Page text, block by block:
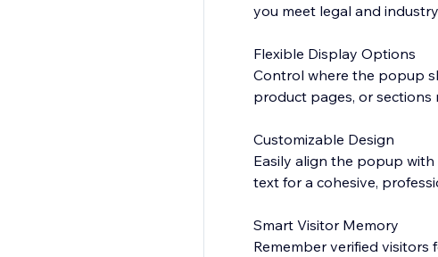
you meet legal and
Flexible Display Options
Control where the popup
product pages, or sections
Customizable Design
Easily align the popup
text for a cohesive,
Smart Visitor Memory
Remember verified